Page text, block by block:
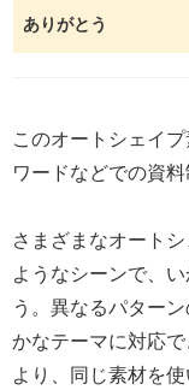
ありがとう
このオートシェイ
ワードなどでの資料
さまざまなオート
ようなシーンで、
う。異なるパター
かなテーマに対応
より、同じ素材を